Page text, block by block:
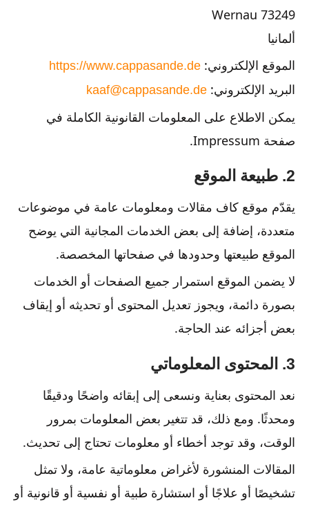
73249 Wernau
ألمانيا
الموقع الإلكتروني: https://www.cappasande.de
البريد الإلكتروني: kaaf@cappasande.de
يمكن الاطلاع على المعلومات القانونية الكاملة في
صفحة Impressum.
2. طبيعة الموقع
يقدّم موقع كاف مقالات ومعلومات عامة في موضوعات
متعددة، إضافة إلى بعض الخدمات المجانية التي يوضح
الموقع طبيعتها وحدودها في صفحاتها المخصصة.
لا يضمن الموقع استمرار جميع الصفحات أو الخدمات
بصورة دائمة، ويجوز تعديل المحتوى أو تحديثه أو إيقاف
بعض أجزائه عند الحاجة.
3. المحتوى المعلوماتي
نعد المحتوى بعناية ونسعى إلى إبقائه واضحًا ودقيقًا
ومحدثًا. ومع ذلك، قد تتغير بعض المعلومات بمرور
الوقت، وقد توجد أخطاء أو معلومات تحتاج إلى تحديث.
المقالات المنشورة لأغراض معلوماتية عامة، ولا تمثل
تشخيصًا أو علاجًا أو استشارة طبية أو نفسية أو قانونية أو